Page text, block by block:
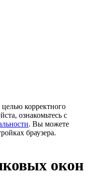
корректного
ознакомьтесь с
. Вы можете
браузера.
окон